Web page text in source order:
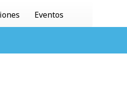
Eventos